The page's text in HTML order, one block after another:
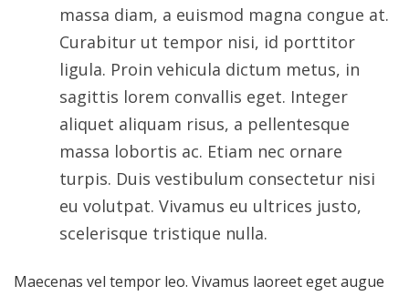
massa diam, a euismod magna congue at.
Curabitur ut tempor nisi, id porttitor
ligula. Proin vehicula dictum metus, in
sagittis lorem convallis eget. Integer
aliquet aliquam risus, a pellentesque
massa lobortis ac. Etiam nec ornare
turpis. Duis vestibulum consectetur nisi
eu volutpat. Vivamus eu ultrices justo,
scelerisque tristique nulla.
Maecenas vel tempor leo. Vivamus laoreet eget augue